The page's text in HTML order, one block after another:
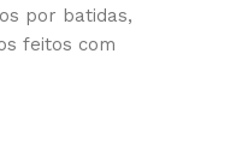
por batidas,
feitos com